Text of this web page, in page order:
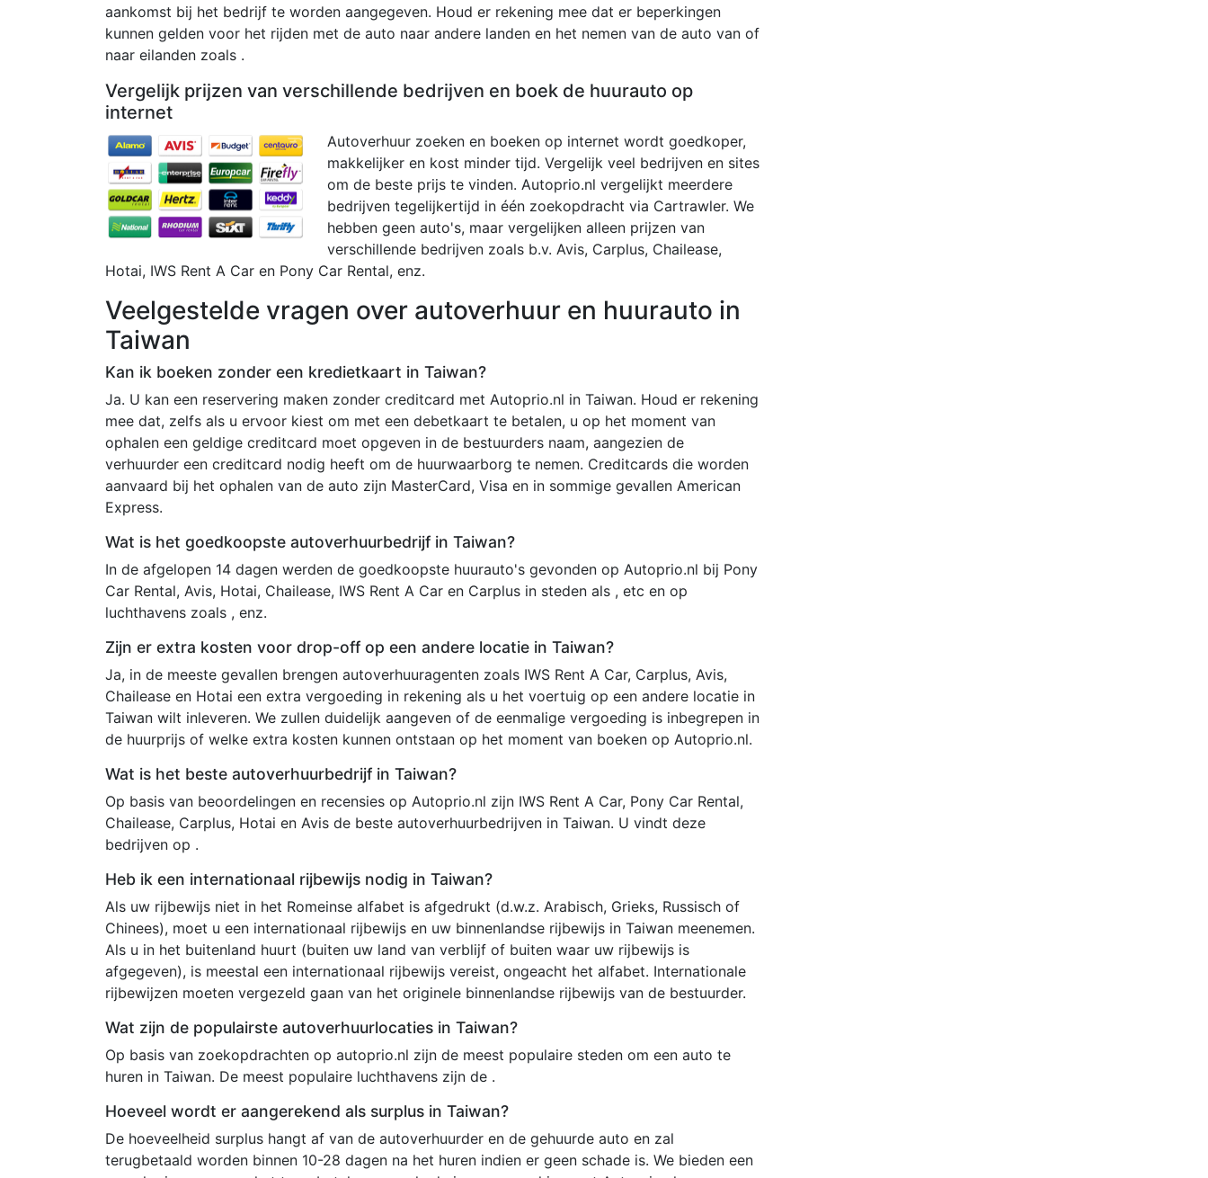
aankomst bij het bedrijf te worden aangegeven. Houd er rekening mee dat er beperkingen
kunnen gelden voor het rijden met de auto naar andere landen en het nemen van de auto van of
naar eilanden zoals .
Vergelijk prijzen van verschillende bedrijven en boek de huurauto op
internet
Autoverhuur zoeken en boeken op internet wordt goedkoper,
makkelijker en kost minder tijd. Vergelijk veel bedrijven en sites
om de beste prijs te vinden. Autoprio.nl vergelijkt meerdere
bedrijven tegelijkertijd in één zoekopdracht via Cartrawler. We
hebben geen auto's, maar vergelijken alleen prijzen van
verschillende bedrijven zoals b.v. Avis, Carplus, Chailease,
Hotai, IWS Rent A Car en Pony Car Rental, enz.
Veelgestelde vragen over autoverhuur en huurauto in
Taiwan
Kan ik boeken zonder een kredietkaart in Taiwan?
Ja. U kan een reservering maken zonder creditcard met Autoprio.nl in Taiwan. Houd er rekening
mee dat, zelfs als u ervoor kiest om met een debetkaart te betalen, u op het moment van
ophalen een geldige creditcard moet opgeven in de bestuurders naam, aangezien de
verhuurder een creditcard nodig heeft om de huurwaarborg te nemen. Creditcards die worden
aanvaard bij het ophalen van de auto zijn MasterCard, Visa en in sommige gevallen American
Express.
Wat is het goedkoopste autoverhuurbedrijf in Taiwan?
In de afgelopen 14 dagen werden de goedkoopste huurauto's gevonden op Autoprio.nl bij Pony
Car Rental, Avis, Hotai, Chailease, IWS Rent A Car en Carplus in steden als , etc en op
luchthavens zoals , enz.
Zijn er extra kosten voor drop-off op een andere locatie in Taiwan?
Ja, in de meeste gevallen brengen autoverhuuragenten zoals IWS Rent A Car, Carplus, Avis,
Chailease en Hotai een extra vergoeding in rekening als u het voertuig op een andere locatie in
Taiwan wilt inleveren. We zullen duidelijk aangeven of de eenmalige vergoeding is inbegrepen in
de huurprijs of welke extra kosten kunnen ontstaan op het moment van boeken op Autoprio.nl.
Wat is het beste autoverhuurbedrijf in Taiwan?
Op basis van beoordelingen en recensies op Autoprio.nl zijn IWS Rent A Car, Pony Car Rental,
Chailease, Carplus, Hotai en Avis de beste autoverhuurbedrijven in Taiwan. U vindt deze
bedrijven op .
Heb ik een internationaal rijbewijs nodig in Taiwan?
Als uw rijbewijs niet in het Romeinse alfabet is afgedrukt (d.w.z. Arabisch, Grieks, Russisch of
Chinees), moet u een internationaal rijbewijs en uw binnenlandse rijbewijs in Taiwan meenemen.
Als u in het buitenland huurt (buiten uw land van verblijf of buiten waar uw rijbewijs is
afgegeven), is meestal een internationaal rijbewijs vereist, ongeacht het alfabet. Internationale
rijbewijzen moeten vergezeld gaan van het originele binnenlandse rijbewijs van de bestuurder.
Wat zijn de populairste autoverhuurlocaties in Taiwan?
Op basis van zoekopdrachten op autoprio.nl zijn de meest populaire steden om een auto te
huren in Taiwan. De meest populaire luchthavens zijn de .
Hoeveel wordt er aangerekend als surplus in Taiwan?
De hoeveelheid surplus hangt af van de autoverhuurder en de gehuurde auto en zal
terugbetaald worden binnen 10-28 dagen na het huren indien er geen schade is. We bieden een